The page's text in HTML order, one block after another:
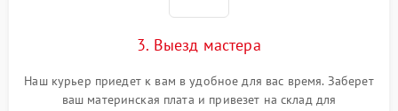
3. Выезд мастера
Наш курьер приедет к вам в удобное для вас время. Заберет
ваш материнская плата и привезет на склад для